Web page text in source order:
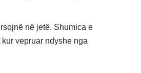
në jetë. Shumica e
vepruar ndyshe nga